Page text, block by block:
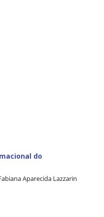
do
Aparecida Lazzarin